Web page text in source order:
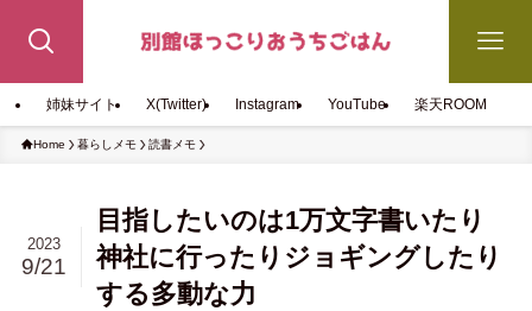
姉妹サイト X(Twitter) Instagram YouTube 楽天ROOM
Home 暮らしメモ 読書メモ
目指したいのは1万文字書いたり
神社に行ったりジョギングしたり
する多動な力
2023
9/21